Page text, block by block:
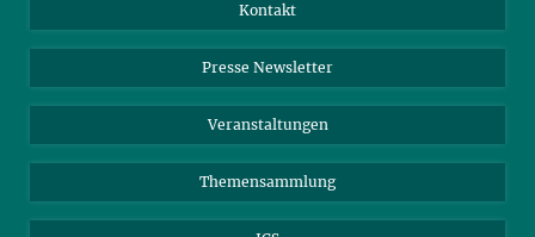
TikTok
Instagram
YouTube
Kontakt
Presse Newsletter
Veranstaltungen
Themensammlung